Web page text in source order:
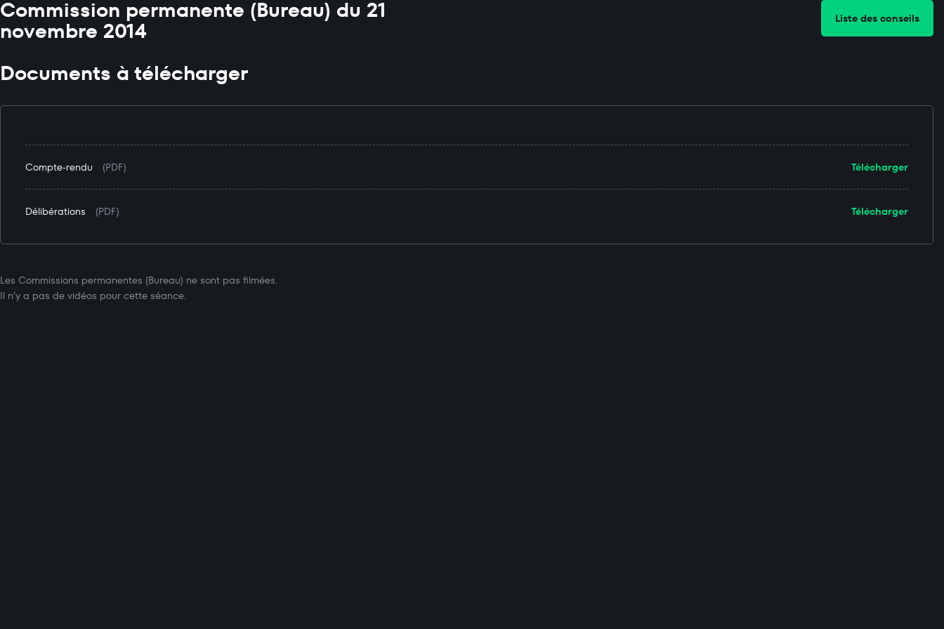
Commission permanente (Bureau) du 21
novembre 2014 Liste des conseils
Documents à télécharger
Télécharger
Compte-rendu (PDF)
Télécharger
Délibérations (PDF)
Les Commissions permanentes (Bureau) ne sont pas filmées.
Il n’y a pas de vidéos pour cette séance.